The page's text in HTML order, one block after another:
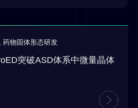
药物固体形态研发
突破ASD体系中微量晶体